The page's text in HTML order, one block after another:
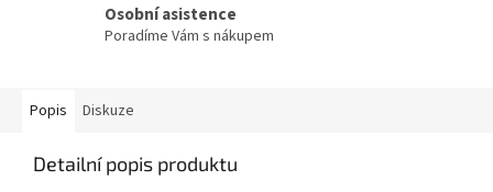
Osobní asistence
Poradíme Vám s nákupem
Popis Diskuze
Detailní popis produktu